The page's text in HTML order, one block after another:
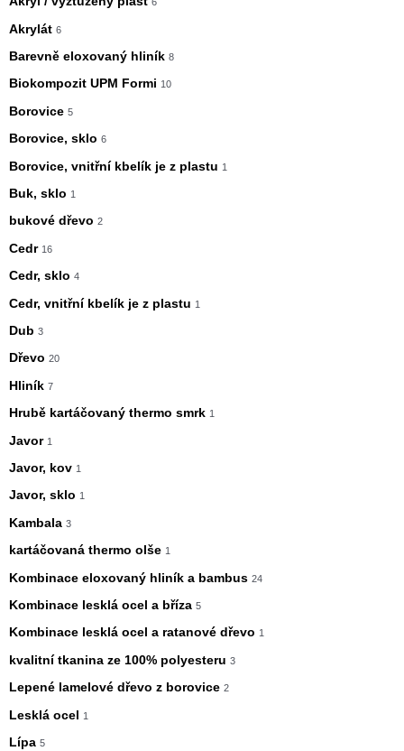
Akrylát 6
Barevně eloxovaný hliník 8
Biokompozit UPM Formi 10
Borovice 5
Borovice, sklo 6
Borovice, vnitřní kbelík je z plastu 1
Buk, sklo 1
bukové dřevo 2
Cedr 16
Cedr, sklo 4
Cedr, vnitřní kbelík je z plastu 1
Dub 3
Dřevo 20
Hliník 7
Hrubě kartáčovaný thermo smrk 1
Javor 1
Javor, kov 1
Javor, sklo 1
Kambala 3
kartáčovaná thermo olše 1
Kombinace eloxovaný hliník a bambus 24
Kombinace lesklá ocel a bříza 5
Kombinace lesklá ocel a ratanové dřevo 1
kvalitní tkanina ze 100% polyesteru 3
Lepené lamelové dřevo z borovice 2
Lesklá ocel 1
Lípa 5